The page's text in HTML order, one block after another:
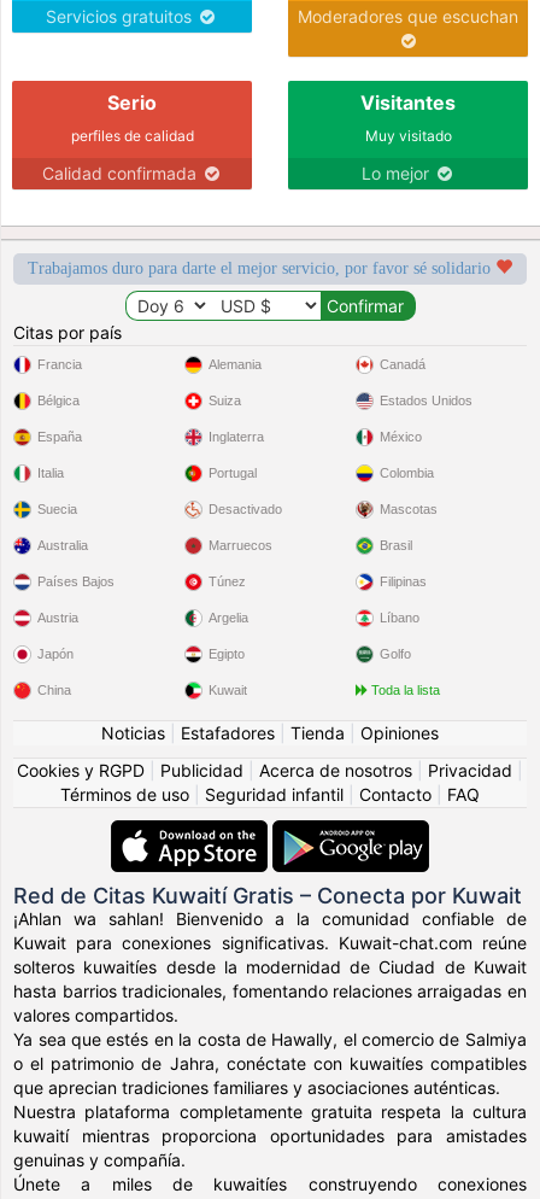
Servicios gratuitos Moderadores que escuchan
Serio
perfiles de calidad
Calidad confirmada
Visitantes
Muy visitado
Lo mejor
Trabajamos duro para darte el mejor servicio, por favor sé solidario
Citas por país
Francia
Bélgica
España
Italia
Suecia
Alemania
Suiza
Inglaterra
Portugal
Desactivado
Canadá
Estados Unidos
México
Colombia
Mascotas
Australia
Países Bajos
Austria
Japón
China
Marruecos
Túnez
Argelia
Egipto
Kuwait
Brasil
Filipinas
Líbano
Golfo
Toda la lista
Noticias Estafadores Tienda
Opiniones
Cookies y RGPD
Publicidad Acerca de nosotros Privacidad
Términos de uso
Seguridad infantil Contacto FAQ
Red de Citas Kuwaití Gratis – Conecta por Kuwait
¡Ahlan wa sahlan! Bienvenido a la comunidad confiable de
Kuwait para conexiones significativas. Kuwait-chat.com reúne
solteros kuwaitíes desde la modernidad de Ciudad de Kuwait
hasta barrios tradicionales, fomentando relaciones arraigadas en
valores compartidos.
Ya sea que estés en la costa de Hawally, el comercio de Salmiya
o el patrimonio de Jahra, conéctate con kuwaitíes compatibles
que aprecian tradiciones familiares y asociaciones auténticas.
Nuestra plataforma completamente gratuita respeta la cultura
kuwaití mientras proporciona oportunidades para amistades
genuinas y compañía.
Únete a miles de kuwaitíes construyendo conexiones